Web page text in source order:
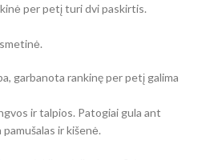
per petį turi dvi paskirtis.
garbanota rankinę per petį galima
ir talpios. Patogiai gula ant
ir kišenė.